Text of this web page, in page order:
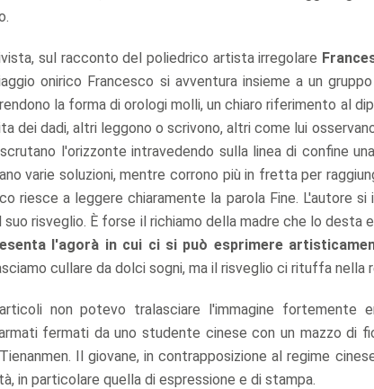
sul racconto del poliedrico artista irregolare
onirico Francesco si avventura insieme a un
la forma di orologi molli, un chiaro riferimento al
dei dadi, altri leggono o scrivono, altri come lui
l'orizzonte intravedendo sulla linea di confine
varie soluzioni, mentre corrono più in fretta per
riesce a leggere chiaramente la parola Fine. L'autore
risveglio. È forse il richiamo della madre che lo desta
l'agorà in cui ci si può esprimere
cullare da dolci sogni, ma il risveglio ci rituffa nella
non potevo tralasciare l'immagine fortemente
fermati da uno studente cinese con un mazzo di
Il giovane, in contrapposizione al regime
in particolare quella di espressione e di stampa.